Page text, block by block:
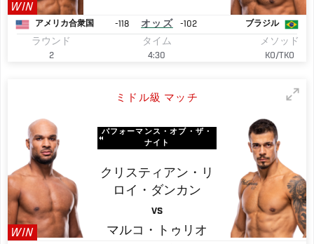
WIN
アメリカ合衆国 -118 オッズ -102 ブラジル
ラウンド
2
タイム
4:30
メソッド
KO/TKO
ミドル級 マッチ
WIN
パフォーマンス・オブ・ザ・
ナイト
クリスティアン・リ
ロイ・ダンカン
VS
マルコ・トゥリオ